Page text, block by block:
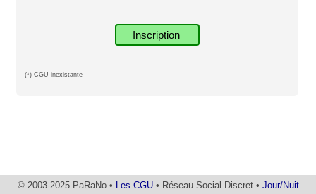
(*) CGU inexistante
© 2003-2025 PaRaNo • Les CGU• Réseau Social Discret • Jour/Nuit